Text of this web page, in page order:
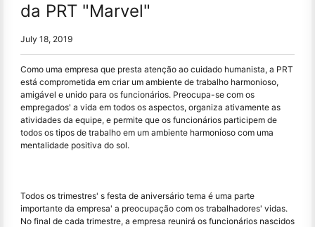
da PRT "Marvel"
July 18, 2019
Como uma empresa que presta atenção ao cuidado humanista, a PRT
está comprometida em criar um ambiente de trabalho harmonioso,
amigável e unido para os funcionários. Preocupa-se com os
empregados' a vida em todos os aspectos, organiza ativamente as
atividades da equipe, e permite que os funcionários participem de
todos os tipos de trabalho em um ambiente harmonioso com uma
mentalidade positiva do sol.
Todos os trimestres' s festa de aniversário tema é uma parte
importante da empresa' a preocupação com os trabalhadores' vidas.
No final de cada trimestre, a empresa reunirá os funcionários nascidos